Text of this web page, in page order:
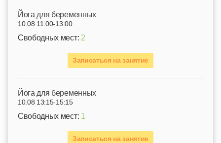
Йога для беременных
10.08 11:00-13:00
Свободных мест: 2
Записаться на занятие
Йога для беременных
10.08 13:15-15:15
Свободных мест: 1
Записаться на занятие